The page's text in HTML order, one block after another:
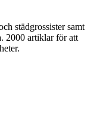
städgrossister samt
2000 artiklar för att